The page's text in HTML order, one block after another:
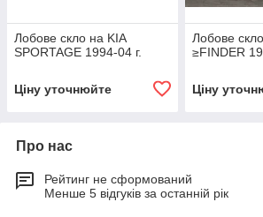
Лобове скло на KIA
SPORTAGE 1994-04 г.
Ціну уточнюйте
Лобове
≥FINDER
Ціну
Про нас
Рейтинг не сформований
Менше 5 відгуків за останній рік